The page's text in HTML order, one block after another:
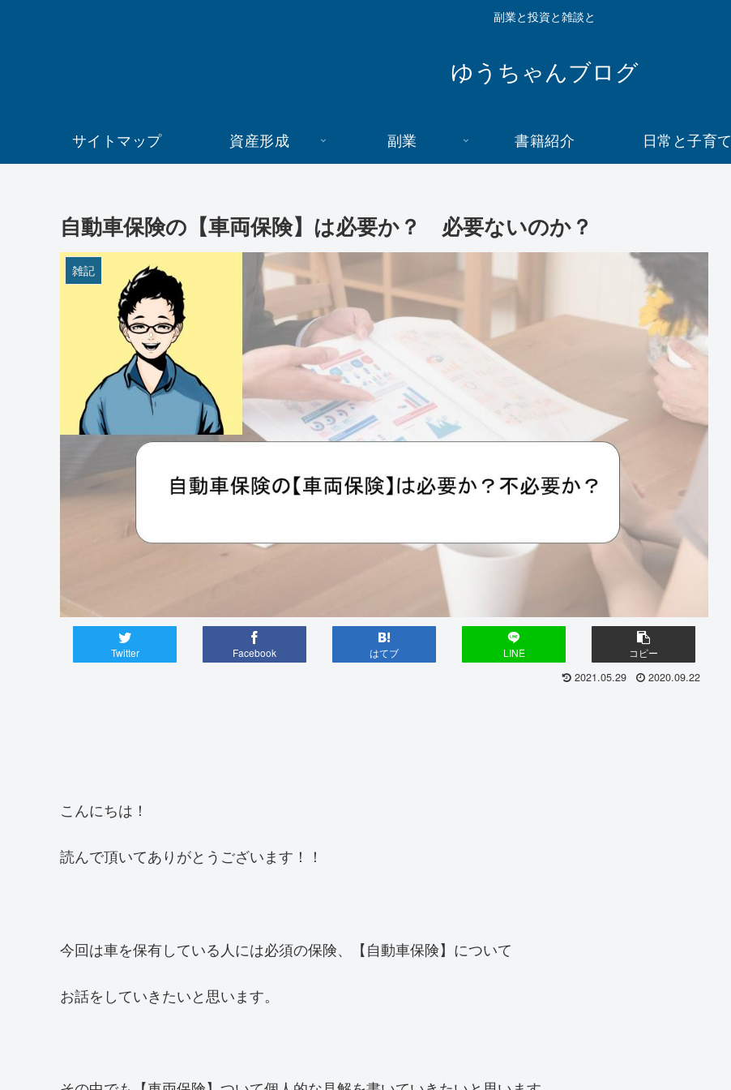
副業と投資と雑談と
ゆうちゃんブログ
サイトマップ 資産形成 副業 書籍紹介 日常と子育て
自動車保険の【車両保険】は必要か？ 必要ないのか？
雑記
Twitter Facebook はてブ LINE コピー
2021.05.29 2020.09.22
こんにちは！
読んで頂いてありがとうございます！！
今回は車を保有している人には必須の保険、【自動車保険】について
お話をしていきたいと思います。